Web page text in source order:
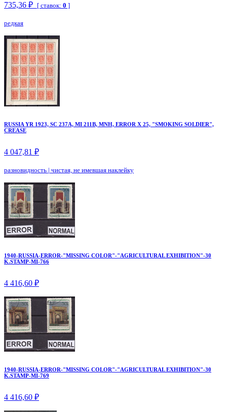
735,36 ₽ [ ставок: 0 ]
редкая
RUSSIA YR 1923, SC 237A, MI 211B, MNH, ERROR X 25, "SMOKING SOLDIER",
CREASE
4 047,81 ₽
разновидность | чистая, не имевшая наклейку
1940-RUSSIA-ERROR-"MISSING COLOR"-"AGRICULTURAL EXHIBITION"-30
K.STAMP-MI-766
4 416,60 ₽
1940-RUSSIA-ERROR-"MISSING COLOR"-"AGRICULTURAL EXHIBITION"-30
K.STAMP-MI-769
4 416,60 ₽